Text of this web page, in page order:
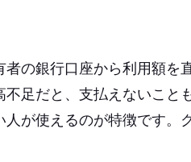
の銀行口座から利用額を
足だと、支払えないこと
が使えるのが特徴です。